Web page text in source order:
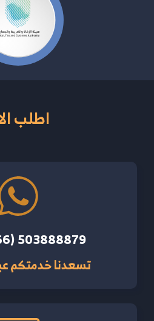
اطلب
503888879
تسعدنا خدمتكم